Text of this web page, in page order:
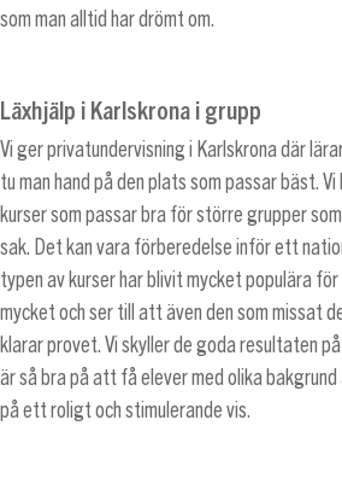
som man alltid har drömt om.
Läxhjälp i Karlskrona i grupp
Vi ger privatundervisning i Karlskrona där
tu man hand på den plats som passar bäst. Vi
kurser som passar bra för större grupper
sak. Det kan vara förberedelse inför ett
typen av kurser har blivit mycket populära
mycket och ser till att även den som missat
klarar provet. Vi skyller de goda resultaten
är så bra på att få elever med olika
på ett roligt och stimulerande vis.